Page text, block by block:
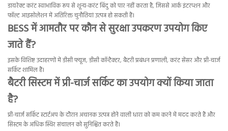
डायरेक्ट करंट स्वाभाविक रूप से शून्य-करंट बिंदु को पार नहीं करता है, जिससे आर्क इंटरप्शन और
फॉल्ट आइसोलेशन में अतिरिक्त चुनौतियां उत्पन्न हो सकती हैं।
BESS में आमतौर पर कौन से सुरक्षा उपकरण उपयोग किए
जाते हैं?
इसके विशिष्ट उदाहरणों में डीसी फ्यूज, डीसी कॉन्टैक्टर, बैटरी प्रबंधन प्रणाली, करंट सेंसर और प्री-चार्ज
सर्किट शामिल हैं।
बैटरी सिस्टम में प्री-चार्ज सर्किट का उपयोग क्यों किया जाता
है?
प्री-चार्ज सर्किट स्टार्टअप के दौरान अचानक उत्पन्न होने वाली धारा को कम करने में मदद करते हैं और
सिस्टम के अधिक स्थिर संचालन को सुनिश्चित करते हैं।